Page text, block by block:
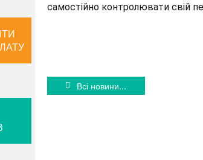
самостійно контролювати свій
Всі новини...